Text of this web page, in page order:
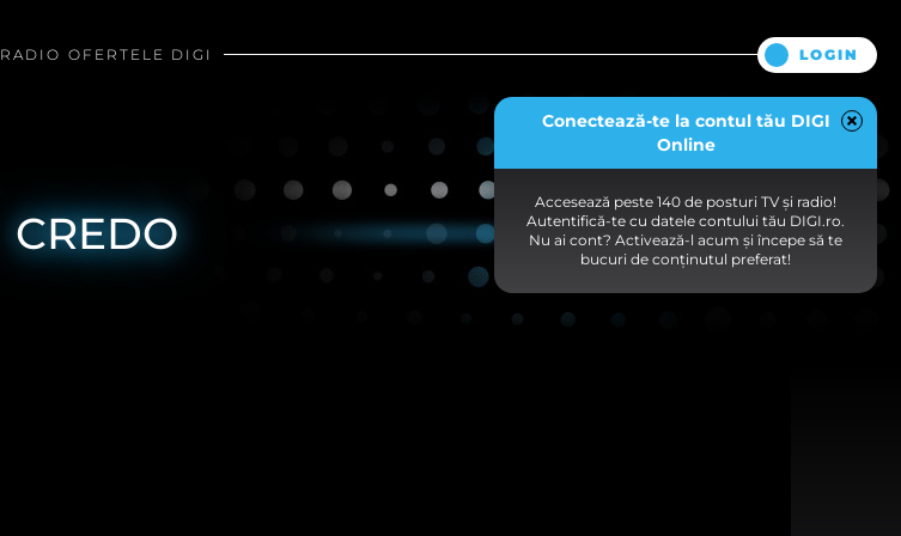
RADIO OFERTELE DIGI LOGIN
Conectează-te la contul tău DIGI
Online
Accesează peste 140 de posturi TV și radio!
Autentifică-te cu datele contului tău DIGI.ro.
Nu ai cont? Activează-l acum și începe să te
bucuri de conținutul preferat!
CREDO